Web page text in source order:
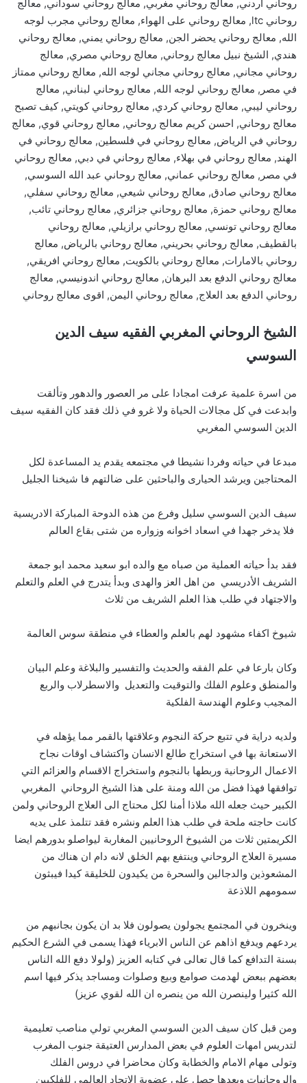
روحاني اردني, معالج روحاني مغربي, معالج روحاني سوداني, معالج
روحاني ltc, معالج روحاني على الهواء, معالج روحاني مجرب لوجه
الله, معالج روحاني يحضر الجن, معالج روحاني يمني, معالج روحاني
هندي, الشيخ نبيل معالج روحاني, معالج روحاني مصري, معالج
روحاني مجاني, معالج روحاني مجاني لوجه الله, معالج روحاني ممتاز
في مصر, معالج روحاني لوجه الله, معالج روحاني لبناني, معالج
روحاني ليبي, معالج روحاني كردي, معالج روحاني كويتي, كيف تصبح
معالج روحاني, احسن كريم معالج روحاني, معالج روحاني قوي, معالج
روحاني في الرياض, معالج روحاني في فلسطين, معالج روحاني في
الهند, معالج روحاني في بهلاء, معالج روحاني في دبي, معالج روحاني
في مصر, معالج روحاني عماني, معالج روحاني عبد الله السوسي,
معالج روحاني صادق, معالج روحاني شيعي, معالج روحاني سفلي,
معالج روحاني حمزة, معالج روحاني جزائري, معالج روحاني تائب,
معالج روحاني تونسي, معالج روحاني برازيلي, معالج روحاني
بالقطيف, معالج روحاني بحريني, معالج روحاني بالرياض, معالج
روحاني بالامارات, معالج روحاني بالكويت, معالج روحاني افريقي,
معالج روحاني الدفع بعد البرهان, معالج روحاني اندونيسي, معالج
روحاني الدفع بعد العلاج, معالج روحاني اليمن, اقوى معالج روحاني
الشيخ الروحاني المغربي الفقيه سيف الدين
السوسي
من اسرة علمية عرفت امجادا على مر العصور والدهور وتألقت
وابدعت في كل مجالات الحياة ولا غرو في ذلك فقد كان الفقيه سيف
الدين السوسي المغربي
مبدعا في حياته وفردا نشيطا في مجتمعه يقدم يد المساعدة لكل
المحتاجين ويرشد الحيارى والباحثين على ضالتهم فا شيخنا الجليل
سيف الدين السوسي سليل وفرع من هذه الدوحة المباركة الادريسية
فلا يدخر جهدا في اسعاد اخوانه وزواره من شتى بقاع العالم
فقد بدأ حياته العملية من صباه مع والده ابو سعيد محمد ابو جمعة
الشريف الأدريسي من اهل العز والهدى وبدأ يتدرج في العلم والتعلم
والاجتهاد في طلب هذا العلم الشريف من ثلاث
شيوخ اكفاء مشهود لهم بالعلم والعطاء في منطقة سوس العالمة
وكان بارعا في علم الفقه والحديث والتفسير والبلاغة وعلم البيان
والمنطق وعلوم الفلك والتوقيت والتعديل والاسطرلاب والربع
المجيب وعلوم الهندسة الفلكية
ولديه دراية في تتبع حركة النجوم وعلاقتها بالقمر مما يؤهله في
الاستعانة بها في استخراج طالع الانسان واكتشاف اوقات نجاح
الاعمال الروحانية وربطها بالنجوم واستخراج الاقسام والعزائم التي
توافقها فهذا فضل من الله ومنة على هذا الشيخ الروحاني المغربي
الكبير حيث جعله الله ملاذا أمنا لكل محتاج الى العلاج الروحاني ولمن
كانت حاجته ملحة في طلب هذا العلم ونشره فقد تتلمذ على يديه
الكريمتين ثلات من الشيوخ الروحانيين المغاربة ليواصلو بدورهم ايضا
مسيرة العلاج الروحاني وينتفع بهم الخلق لانه دام ان هناك من
المشعوذين والدجالين والسحرة من يكيدون للخليقة كيدا فيبثون
سمومهم اللاذعة
وينخرون في المجتمع يجولون يصولون فلا بد ان يكون بجانبهم من
يردعهم ويدفع اذاهم عن الناس الابرياء فهذا يسمى في الشرع الحكيم
بسنة التدافع كما قال تعالى في كتابه العزيز (ولولا دفع الله الناس
بعضهم ببعض لهدمت صوامع وبيع وصلوات ومساجد يذكر فيها اسم
الله كثيرا ولينصرن الله من ينصره ان الله لقوي عزيز)
ومن قبل كان سيف الدين السوسي المغربي تولي مناصب تعليمية
لتدريس امهات العلوم في بعض المدارس العتيقة جنوب المغرب
وتولى مهام الامام والخطابة وكان محاضرا في دروس الفلك
والروحانيات وبعدها حصل على عضوية الاتحاد العالمي للفلكيين